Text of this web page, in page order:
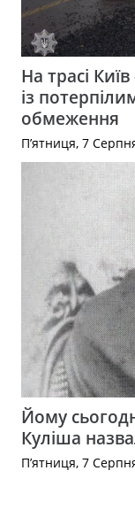
На трасі
із
обмеження
П’ятниця, 7
Йому
Куліша
П’ятниця, 7